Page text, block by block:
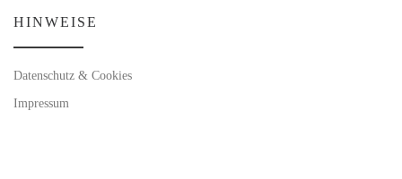
HINWEISE
Datenschutz & Cookies
Impressum